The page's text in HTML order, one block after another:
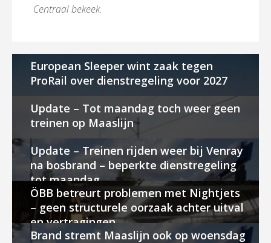
Centraal bekeek.
European Sleeper wint zaak tegen
ProRail over dienstregeling voor 2027
Update – Tot maandag toch weer geen
treinen op Maaslijn
Update – Treinen rijden weer bij Venray
na bosbrand – beperkte dienstregeling
tot maandag
ÖBB betreurt problemen met Nightjets
– geen structurele oorzaak achter uitval
en vertragingen
Brand stremt Maaslijn ook op woensdag